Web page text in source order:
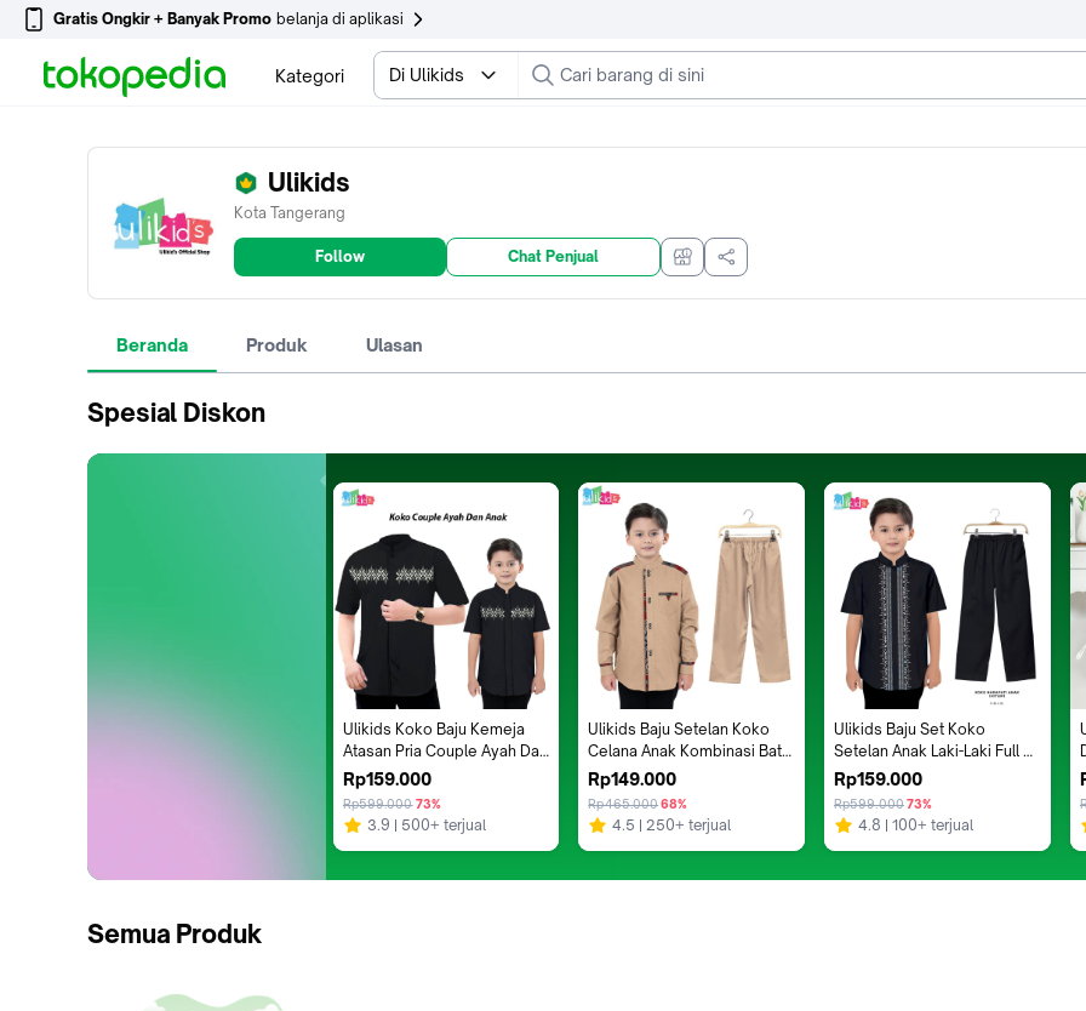
Gratis Ongkir + Banyak Promo belanja di aplikasi
Kategori Di Ulikids
Ulikids
Kota Tangerang
Follow Chat Penjual
Beranda Produk Ulasan
Spesial Diskon
Ulikids Koko Baju Kemeja
Atasan Pria Couple Ayah Dan
Anak Laki-Laki Fashion
Muslim Kombinasi Bordir
Premium Terbaru Dan Terkini
Rp159.000
Rp599.000 73%
3.9 500+ terjual
Ulikids Baju Setelan Koko
Celana Anak Kombinasi Batik
Pakistan Anak Laki-Laki 4
Tahun - 10 Tahun Lengan
Panjang Terlaris 2023 =
Rp149.000
Rp465.00068%
4.5 250+ terjual
Ulikids Baju Set Koko
Setelan Anak Laki-Laki Full
Bordir Premium Lengan
Pendek Usia 4 - 13 Tahun
Termurah Dan Terlaris
Lebaran 2025
Rp159.000
Rp599.00073%
4.8 100+ terjual
Semua Produk